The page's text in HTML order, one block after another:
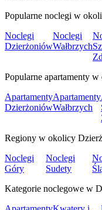
Popularne noclegi w
Noclegi
Dzierżoniów
Noclegi
Wałbrzych
Popularne apartamenty
Apartamenty
Dzierżoniów
Apartamenty
Wałbrzych
Regiony w okolicy
Noclegi
Góry
Noclegi
Sudety
Kategorie noclegowe w